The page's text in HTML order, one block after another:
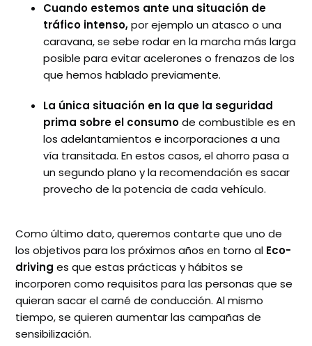
Cuando estemos ante una situación de
tráfico intenso,por ejemplo un atasco o una
caravana, se sebe rodar en la marcha más larga
posible para evitar acelerones o frenazos de los
que hemos hablado previamente.
La única situación en la que la seguridad
prima sobre el consumode combustible es en
los adelantamientos e incorporaciones a una
vía transitada. En estos casos, el ahorro pasa a
un segundo plano y la recomendación es sacar
provecho de la potencia de cada vehículo.
Como último dato, queremos contarte que uno de
los objetivos para los próximos años en torno al Eco-
drivinges que estas prácticas y hábitos se
incorporen como requisitos para las personas que se
quieran sacar el carné de conducción. Al mismo
tiempo, se quieren aumentar las campañas de
sensibilización.